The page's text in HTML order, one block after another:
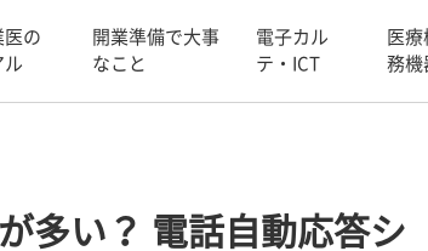
医の
ル
開業準備で大事
なこと
電子カル
テ・ICT
医
務機
多い？ 電話自動応答シ